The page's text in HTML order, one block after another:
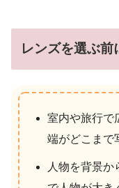
レンズを選ぶ前
室内や旅行で
端がどこまで
人物を背景か